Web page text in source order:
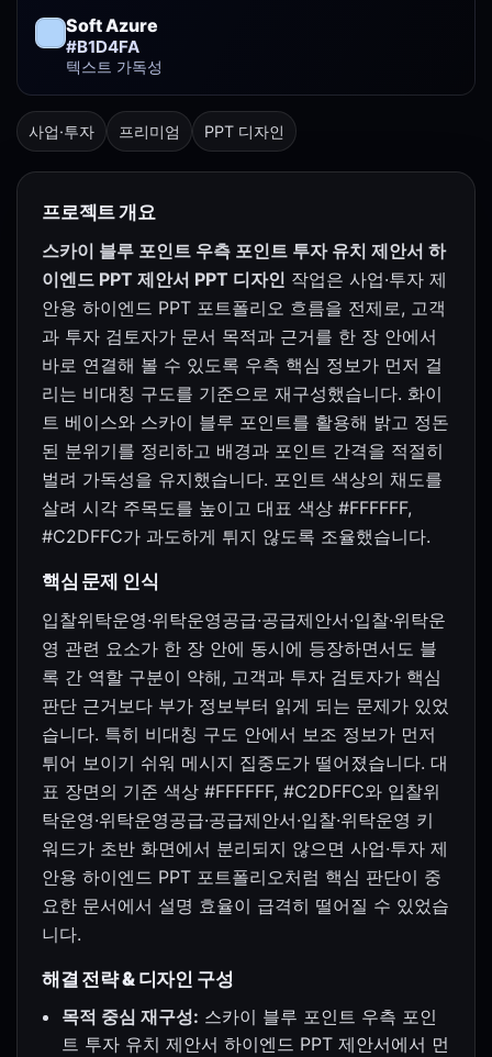
Soft Azure
#B1D4FA
텍스트 가독성
사업·투자 프리미엄 PPT 디자인
프로젝트 개요
스카이 블루 포인트 우측 포인트 투자 유치 제안서 하
이엔드 PPT 제안서 PPT 디자인 작업은 사업·투자 제
안용 하이엔드 PPT 포트폴리오 흐름을 전제로, 고객
과 투자 검토자가 문서 목적과 근거를 한 장 안에서
바로 연결해 볼 수 있도록 우측 핵심 정보가 먼저 걸
리는 비대칭 구도를 기준으로 재구성했습니다. 화이
트 베이스와 스카이 블루 포인트를 활용해 밝고 정돈
된 분위기를 정리하고 배경과 포인트 간격을 적절히
벌려 가독성을 유지했습니다. 포인트 색상의 채도를
살려 시각 주목도를 높이고 대표 색상 #FFFFFF,
#C2DFFC가 과도하게 튀지 않도록 조율했습니다.
핵심 문제 인식
입찰위탁운영·위탁운영공급·공급제안서·입찰·위탁운
영 관련 요소가 한 장 안에 동시에 등장하면서도 블
록 간 역할 구분이 약해, 고객과 투자 검토자가 핵심
판단 근거보다 부가 정보부터 읽게 되는 문제가 있었
습니다. 특히 비대칭 구도 안에서 보조 정보가 먼저
튀어 보이기 쉬워 메시지 집중도가 떨어졌습니다. 대
표 장면의 기준 색상 #FFFFFF, #C2DFFC와 입찰위
탁운영·위탁운영공급·공급제안서·입찰·위탁운영 키
워드가 초반 화면에서 분리되지 않으면 사업·투자 제
안용 하이엔드 PPT 포트폴리오처럼 핵심 판단이 중
요한 문서에서 설명 효율이 급격히 떨어질 수 있었습
니다.
해결 전략 & 디자인 구성
목적 중심 재구성: 스카이 블루 포인트 우측 포인
트 투자 유치 제안서 하이엔드 PPT 제안서에서 먼